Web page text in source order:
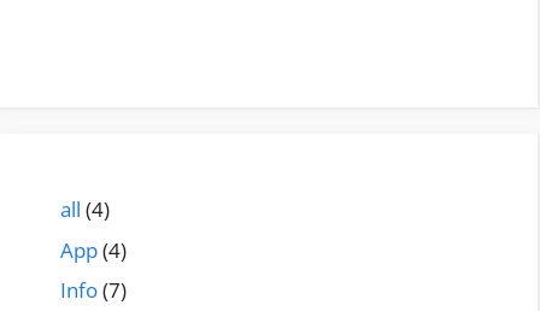
all (4)
App(4)
Info(7)